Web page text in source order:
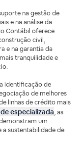
na gestão de
e na análise da
Contábil oferece
civil,
e na garantia da
tranquilidade e
identificação de
de melhores
linhas de crédito mais
especializada, as
um
sustentabilidade de